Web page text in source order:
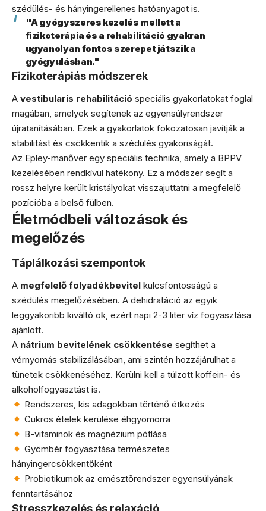
szédülés- és hányingerellenes hatóanyagot is.
"A gyógyszeres kezelés mellett a
fizikoterápia és a rehabilitáció gyakran
ugyanolyan fontos szerepet játszik a
gyógyulásban."
Fizikoterápiás módszerek
A vestibularis rehabilitáció speciális gyakorlatokat foglal
magában, amelyek segítenek az egyensúlyrendszer
újratanításában. Ezek a gyakorlatok fokozatosan javítják a
stabilitást és csökkentik a szédülés gyakoriságát.
Az Epley-manőver egy speciális technika, amely a BPPV
kezelésében rendkívül hatékony. Ez a módszer segít a
rossz helyre került kristályokat visszajuttatni a megfelelő
pozícióba a belső fülben.
Életmódbeli változások és
megelőzés
Táplálkozási szempontok
A megfelelő folyadékbevitel kulcsfontosságú a
szédülés megelőzésében. A dehidratáció az egyik
leggyakoribb kiváltó ok, ezért napi 2-3 liter víz fogyasztása
ajánlott.
A nátrium bevitelének csökkentése segíthet a
vérnyomás stabilizálásában, ami szintén hozzájárulhat a
tünetek csökkenéséhez. Kerülni kell a túlzott koffein- és
alkoholfogyasztást is.
Rendszeres, kis adagokban történő étkezés
Cukros ételek kerülése éhgyomorra
B-vitaminok és magnézium pótlása
Gyömbér fogyasztása természetes
hányingercsökkentőként
Probiotikumok az emésztőrendszer egyensúlyának
fenntartásához
Stresszkezelés és relaxáció